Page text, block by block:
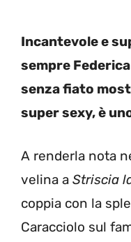
Incantevole e
sempre
senza fiato
super sexy, è
A renderla nota
velina a Striscia
coppia con la
Caracciolo sul